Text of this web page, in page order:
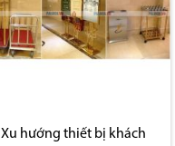
Xu hướng thiết bị khách